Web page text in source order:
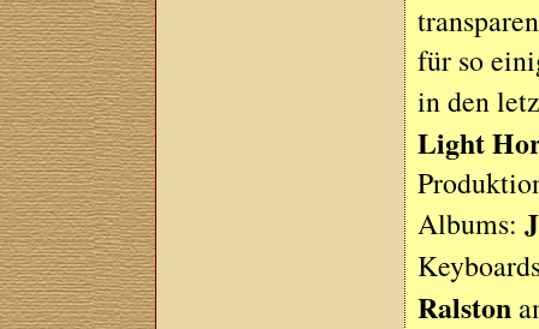
für so
in den
Light
Albums:
Ralston